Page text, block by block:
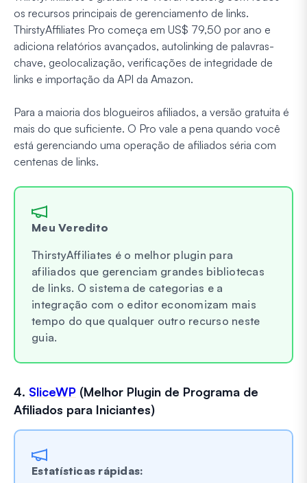
os recursos principais de gerenciamento de links.
ThirstyAffiliates Pro começa em US$ 79,50 por ano e
adiciona relatórios avançados, autolinking de palavras-
chave, geolocalização, verificações de integridade de
links e importação da API da Amazon.
Para a maioria dos blogueiros afiliados, a versão gratuita é
mais do que suficiente. O Pro vale a pena quando você
está gerenciando uma operação de afiliados séria com
centenas de links.
Meu Veredito
ThirstyAffiliates é o melhor plugin para
afiliados que gerenciam grandes bibliotecas
de links. O sistema de categorias e a
integração com o editor economizam mais
tempo do que qualquer outro recurso neste
guia.
4. SliceWP (Melhor Plugin de Programa de
Afiliados para Iniciantes)
Estatísticas rápidas: